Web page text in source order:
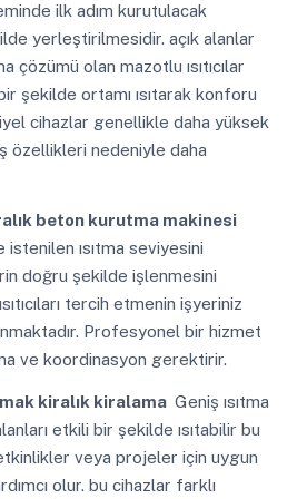
ilk adım kurutulacak
yerleştirilmesidir. açık alanlar
çözümü olan mazotlu ısıtıcılar
şekilde ortamı ısıtarak konforu
cihazlar genellikle daha yüksek
özellikleri nedeniyle daha
beton kurutma makinesi
ısıtma seviyesini
doğru şekilde işlenmesini
tercih etmenin işyeriniz
Profesyonel bir hizmet
ve koordinasyon gerektirir.
kiralık kiralama Geniş ısıtma
etkili bir şekilde ısıtabilir bu
veya projeler için uygun
olur. bu cihazlar farklı